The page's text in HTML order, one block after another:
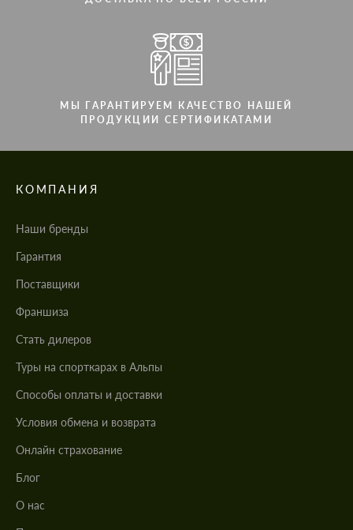
МЫ ГАРАНТИРУЕМ КАЧЕСТВО НАШЕЙ
ПРОДУКЦИИ СЕРТИФИКАТАМИ
КОМПАНИЯ
Наши бренды
Гарантия
Поставщики
Франшиза
Стать дилеров
Туры на спорткарах в Альпы
Cпособы оплаты и доставки
Условия обмена и возврата
Онлайн страхование
Блог
О нас